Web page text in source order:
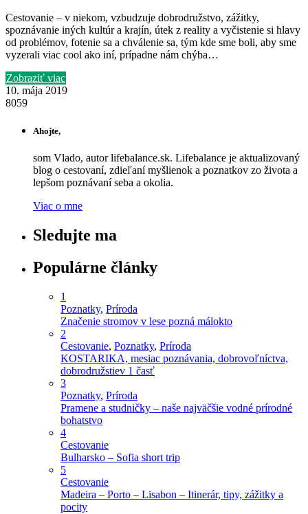
Cestovanie – v niekom, vzbudzuje dobrodružstvo, zážitky,
spoznávanie iných kultúr a krajín, útek z reality a vyčistenie si hlavy
od problémov, fotenie sa a chválenie sa, tým kde sme boli, aby sme
vyzerali viac cool ako iní, prípadne nám chýba…
Zobraziť viac
10. mája 2019
8059
Ahojte,
som Vlado, autor lifebalance.sk. Lifebalance je aktualizovaný
blog o cestovaní, zdieľaní myšlienok a poznatkov zo života a
lepšom poznávaní seba a okolia.
Viac o mne
Sledujte ma
Populárne články
1
Poznatky, Príroda
Značenie stromov v lese pozná málokto
2
Cestovanie, Poznatky, Príroda
KOSTARIKA, mesiac poznávania, dobrovoľníctva,
dobrodružstiev 1 časť
3
Poznatky, Príroda
Pramene a studničky – naše najväčšie vodné prírodné
bohatstvo
4
Cestovanie
Bulharsko – Sofia short trip
5
Cestovanie
Madeira – Porto – Lisabon – Itinerár, tipy, zážitky a
pocity